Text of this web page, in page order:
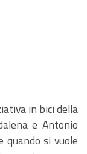
in bici della
e Antonio
quando si vuole